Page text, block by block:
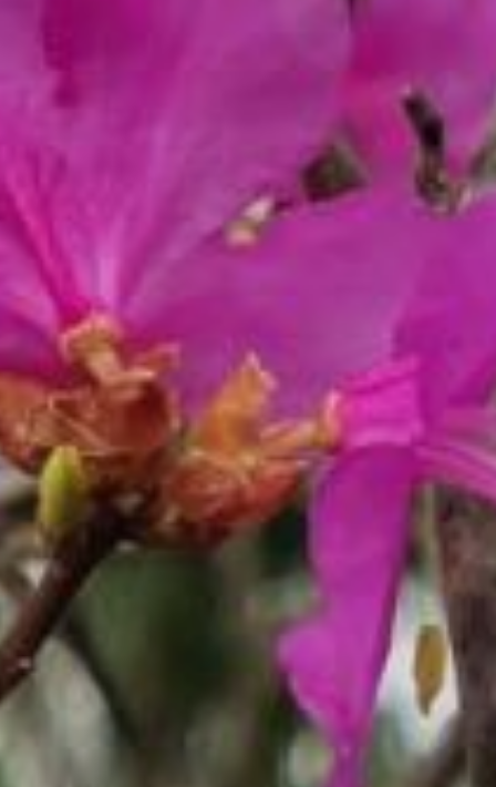
Впрочем, если верить
должны уже готовиться
скорее всего, мы
получим лишь сплошное
и немалые лужи, которые
сделают утреннюю
прогулку до работы
настоящим спортивным
испытанием.
Отрадно, что днём
температура воздуха
в эти дождливые дни
обещает быть довольно
комфортной — от +13
до +20 градусов. Ночью
же похолодает до 10
градусов тепла. Ветер
будет продолжать дуть
с прежней силой, но уже
с юго-западного
направления.
В завершении месяца,
погода продолжить
радовать нас своей
переменчивостью.